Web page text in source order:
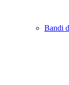
Bandi